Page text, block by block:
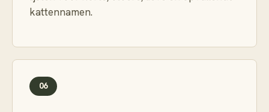
kattennamen.
06